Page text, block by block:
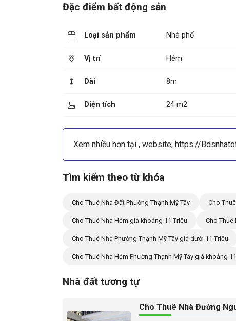
Đặc điểm bất động sản
Loại sản phẩm Nhà phố
Vị trí Hẻm
Dài 8m
Diện tích 24 m2
Xem nhiều hơn tại , website; https://
Tìm kiếm theo từ khóa
Cho Thuê Nhà Đất Phường Thạnh Mỹ Tây Cho
Cho Thuê Nhà Hẻm giá khoảng 11 Triệu Cho Thuê
Cho Thuê Nhà Phường Thạnh Mỹ Tây giá dưới 11 Triệu
Cho Thuê Nhà Hẻm Phường Thạnh Mỹ Tây giá khoảng
Nhà đất tương tự
Cho Thuê Nhà Đường